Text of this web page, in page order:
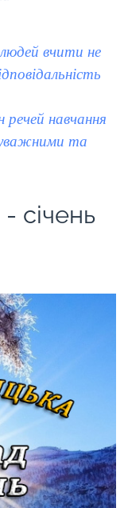
вчити не
навчання
та
січень